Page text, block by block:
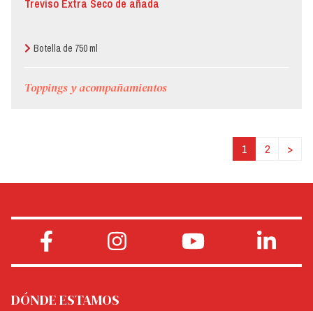
Treviso Extra Seco de añada
Botella de 750 ml
Toppings y acompañamientos
1 2 >
DÓNDE ESTAMOS